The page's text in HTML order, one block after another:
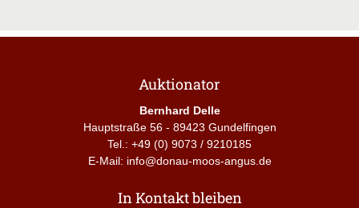
Auktionator
Bernhard Delle
Hauptstraße 56 - 89423 Gundelfingen
Tel.: +49 (0) 9073 / 9210185
E-Mail: info@donau-moos-angus.de
In Kontakt bleiben